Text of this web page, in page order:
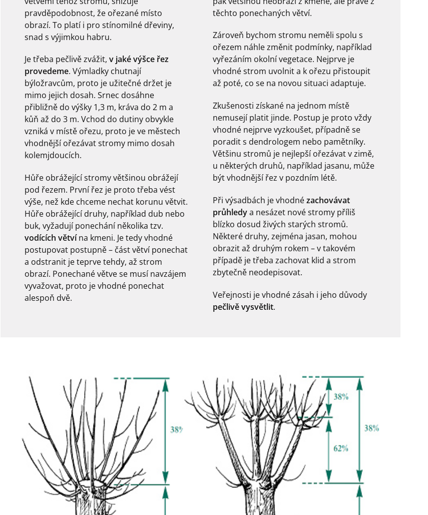
pravděpodobnost, že ořezané místo
obrazí. To platí i pro stínomilné dřeviny,
snad s výjimkou habru.
Je třeba pečlivě zvážit,v jaké výšce řez
provedeme. Výmladky chutnají
býložravcům, proto je užitečné držet je
mimo jejich dosah. Srnec dosáhne
přibližně do výšky 1,3 m, kráva do 2 m a
kůň až do 3 m. Vchod do dutiny obvykle
vzniká v místě ořezu, proto je ve městech
vhodnější ořezávat stromy mimo dosah
kolemjdoucích.
Hůře obrážející stromy většinou obrážejí
pod řezem. První řez je proto třeba vést
výše, než kde chceme nechat korunu větvit.
Hůře obrážející druhy, například dub nebo
buk, vyžadují ponechání několika tzv.
vodících větvína kmeni. Je tedy vhodné
postupovat postupně – část větví ponechat
a odstranit je teprve tehdy, až strom
obrazí. Ponechané větve se musí navzájem
vyvažovat, proto je vhodné ponechat
alespoň dvě.
těchto ponechaných větví.
Zároveň bychom stromu neměli spolu s
ořezem náhle změnit podmínky, například
vyřezáním okolní vegetace. Nejprve je
vhodné strom uvolnit a k ořezu přistoupit
až poté, co se na novou situaci adaptuje.
Zkušenosti získané na jednom místě
nemusejí platit jinde. Postup je proto vždy
vhodné nejprve vyzkoušet, případně se
poradit s dendrologem nebo pamětníky.
Většinu stromů je nejlepší ořezávat v zimě,
u některých druhů, například jasanu, může
být vhodnější řez v pozdním létě.
Při výsadbách je vhodnézachovávat
průhledya nesázet nové stromy příliš
blízko dosud živých starých stromů.
Některé druhy, zejména jasan, mohou
obrazit až druhým rokem – v takovém
případě je třeba zachovat klid a strom
zbytečně neodepisovat.
Veřejnosti je vhodné zásah i jeho důvody
pečlivě vysvětlit.